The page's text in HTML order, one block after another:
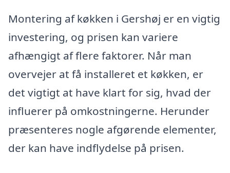
Montering af køkken i Gershøj er en vigtig
investering, og prisen kan variere
afhængigt af flere faktorer. Når man
overvejer at få installeret et køkken, er
det vigtigt at have klart for sig, hvad der
influerer på omkostningerne. Herunder
præsenteres nogle afgørende elementer,
der kan have indflydelse på prisen.